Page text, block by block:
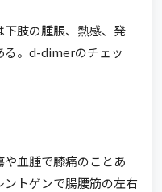
肢の腫脹、熱感、発
る。d-dimerのチェッ
血腫で膝痛のことあ
トゲンで腸腰筋の左右